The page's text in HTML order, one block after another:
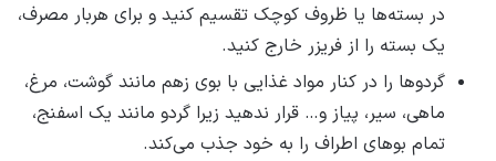
در بسته‌ها یا ظروف کوچک تقسیم کنید و برای هربار مصرف،
یک بسته را از فریزر خارج کنید.
گردوها را در کنار مواد غذایی با بوی زهم مانند گوشت، مرغ،
ماهی، سیر، پیاز و… قرار ندهید زیرا گردو مانند یک اسفنج،
تمام بوهای اطراف را به خود جذب می‌کند.